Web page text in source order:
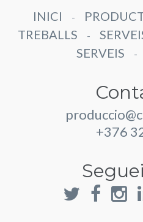
INICI -
TREBALLS
-
SERVEIS
-
+376